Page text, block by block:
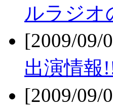
ルラジオ
[2009/
出演情報
[2009/